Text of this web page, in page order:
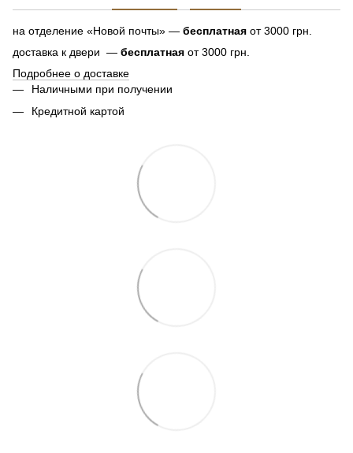
на отделение «Новой почты» — бесплатная от 3000 грн.
доставка к двери — бесплатная от 3000 грн.
Подробнее о доставке
Наличными при получении
Кредитной картой